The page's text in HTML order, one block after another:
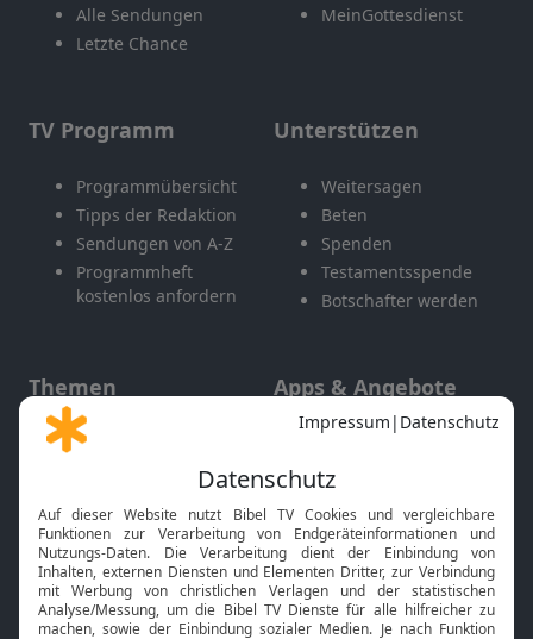
Alle Sendungen
Letzte Chance
MeinGottesdienst
TV Programm
Programmübersicht
Tipps der Redaktion
Sendungen von A-Z
Programmheft
kostenlos anfordern
Unterstützen
Weitersagen
Beten
Spenden
Testamentsspende
Botschafter werden
Themen
Gott und Bibel erklärt
Neuigkeiten
Apps & Angebote
Mobile App
Smart TV
HbbTV
Bibelthek Online-Bibel
Nächster Gottesdienst